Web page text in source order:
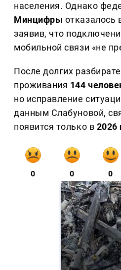
населения. Однако
Минцифры отказалось
заявив, что
мобильной связи «не
После долгих
проживания 144
но исправление
данным Слабуновой,
появится только в 2026
0 0 0